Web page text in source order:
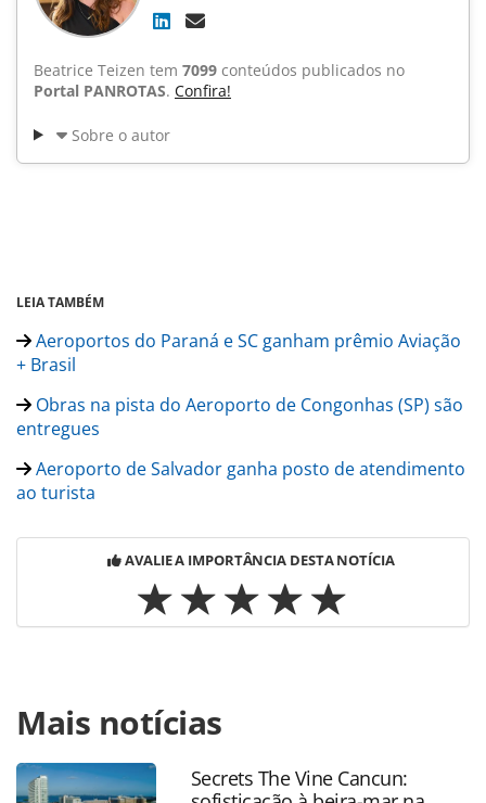
Beatrice Teizen tem 7099 conteúdos publicados no
Portal PANROTAS. Confira!
Sobre o autor
LEIA TAMBÉM
Aeroportos do Paraná e SC ganham prêmio Aviação
+ Brasil
Obras na pista do Aeroporto de Congonhas (SP) são
entregues
Aeroporto de Salvador ganha posto de atendimento
ao turista
AVALIE A IMPORTÂNCIA DESTA NOTÍCIA
https://www.panrotas.com.br/aviacao/aeroportos/2022/
aeroportos-conclui-transicao-operacional-de-15-
aeroportos_188353.html ou as ferramentas oferecidas na
página. Todo o conteúdo produzido pela PANROTAS
Mais notícias
Secrets The Vine Cancun: